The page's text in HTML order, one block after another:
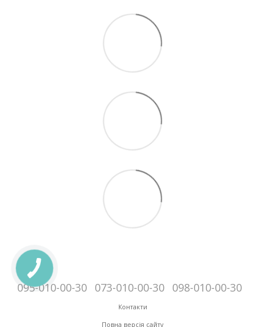
095-010-00-30 073-010-00-30 098-010-00-30
Контакти
Повна версія сайту